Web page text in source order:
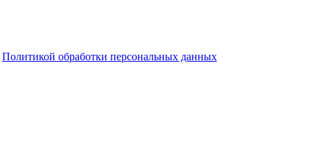
Политикой обработки персональных данных